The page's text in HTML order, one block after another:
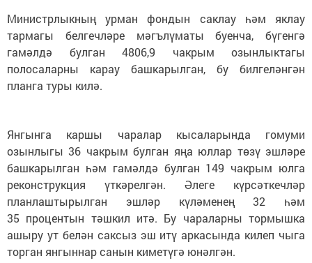
Министрлыкның урман фондын саклау һәм яклау
тармагы белгечләре мәгълүматы буенча, бүгенгә
гамәлдә булган 4806,9 чакрым озынлыктагы
полосаларны карау башкарылган, бу билгеләнгән
планга туры килә.
Янгынга каршы чаралар кысаларында гомуми
озынлыгы 36 чакрым булган яңа юллар төзү эшләре
башкарылган һәм гамәлдә булган 149 чакрым юлга
реконструкция үткәрелгән. Әлеге күрсәткечләр
планлаштырылган эшләр күләменең 32 һәм
35 процентын тәшкил итә. Бу чараларны тормышка
ашыру ут белән саксыз эш итү аркасында килеп чыга
торган янгыннар санын киметүгә юнәлгән.